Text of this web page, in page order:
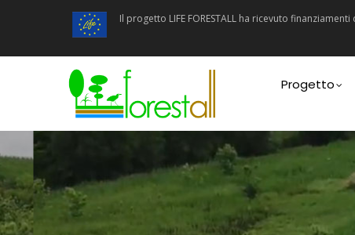
principale
Il progetto LIFE FORESTALL ha ricevuto
Progetto